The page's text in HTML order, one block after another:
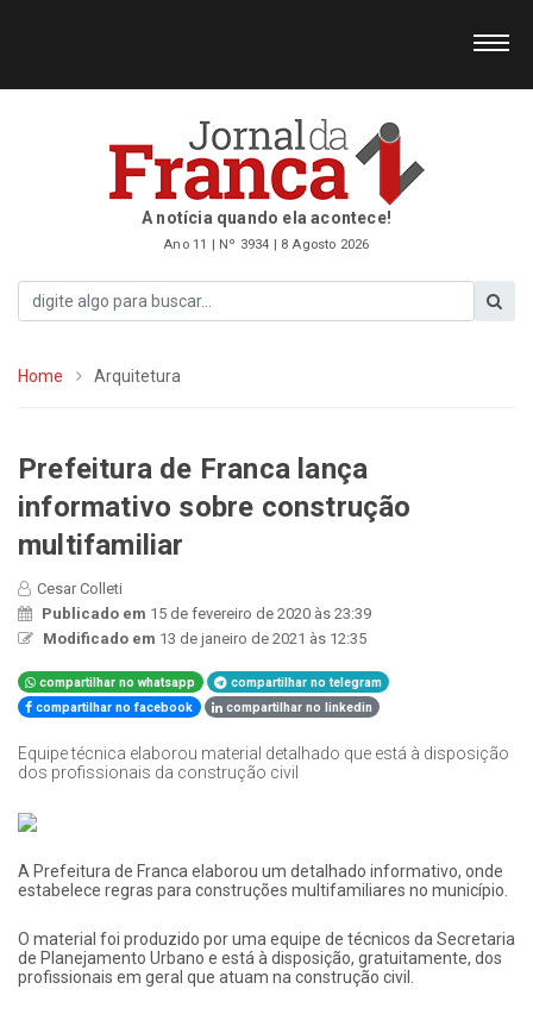
A notícia quando ela acontece!
Ano 11 | Nº 3934 | 8 Agosto 2026
Home Arquitetura
Prefeitura de Franca lança
informativo sobre construção
multifamiliar
Cesar Colleti
Publicado em 15 de fevereiro de 2020 às 23:39
Modificado em 13 de janeiro de 2021 às 12:35
compartilhar no whatsapp
compartilhar no telegram
compartilhar no facebook
compartilhar no linkedin
Equipe técnica elaborou material detalhado que está à disposição
dos profissionais da construção civil
A Prefeitura de Franca elaborou um detalhado informativo, onde
estabelece regras para construções multifamiliares no município.
O material foi produzido por uma equipe de técnicos da Secretaria
de Planejamento Urbano e está à disposição, gratuitamente, dos
profissionais em geral que atuam na construção civil.